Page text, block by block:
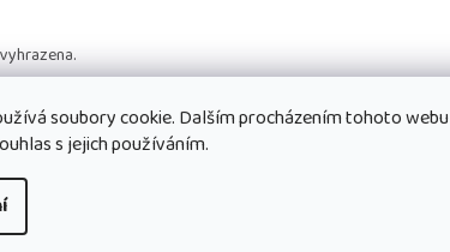
soubory cookie. Dalším procházením tohoto webu
s jejich používáním.